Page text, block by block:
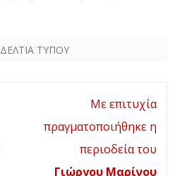
ΔΕΛΤΙΑ ΤΥΠΟΥ
Με επιτυχία
πραγματοποιήθηκε η
περιοδεία του
Γιώργου Μαρίνου